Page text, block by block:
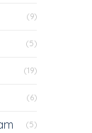
(9)
(5)
(19)
(6)
(5)